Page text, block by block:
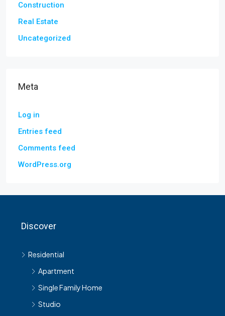
Construction
Real Estate
Uncategorized
Meta
Log in
Entries feed
Comments feed
WordPress.org
Discover
Residential
Apartment
Single Family Home
Studio